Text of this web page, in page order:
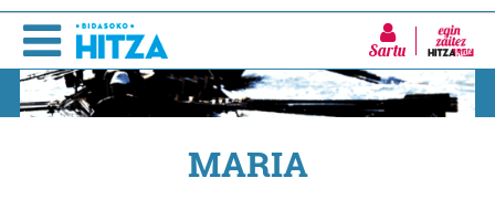
Sartu
MARIA